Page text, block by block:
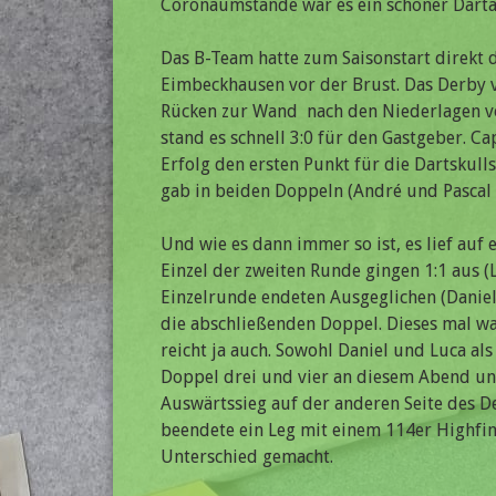
Coronaumstände war es ein schöner
Das B-Team hatte zum Saisonstart direkt
Eimbeckhausen vor der Brust. Das
Rücken zur Wand  nach den Niederlagen
stand es schnell 3:0 für den Gastgeber.
Erfolg den ersten Punkt für die
gab in beiden Doppeln (André und
Und wie es dann immer so ist, es lief auf
Einzel der zweiten Runde gingen 1:1 aus
Einzelrunde endeten Ausgeglichen
die abschließenden Doppel. Dieses mal
reicht ja auch. Sowohl Daniel und Luca
Doppel drei und vier an diesem Abend
Auswärtssieg auf der anderen Seite des
beendete ein Leg mit einem 114er
Unterschied gemacht.